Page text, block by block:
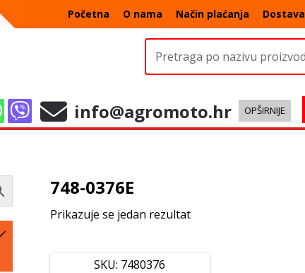
Početna O nama Način plaćanja Dostava
info@agromoto.hr OPŠIRNIJE
748-0376E
Prikazuje se jedan rezultat
SKU: 7480376